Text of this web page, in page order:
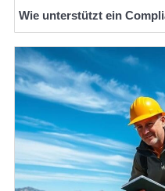
Wie unterstützt ein